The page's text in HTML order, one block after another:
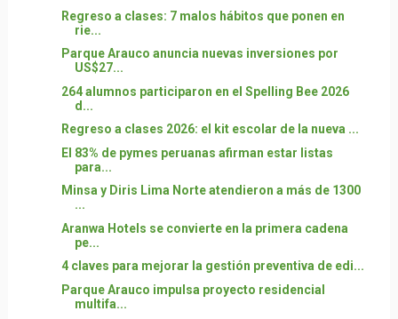
Regreso a clases: 7 malos hábitos que ponen en
rie...
Parque Arauco anuncia nuevas inversiones por
US$27...
264 alumnos participaron en el Spelling Bee 2026
d...
Regreso a clases 2026: el kit escolar de la nueva ...
El 83% de pymes peruanas afirman estar listas
para...
Minsa y Diris Lima Norte atendieron a más de 1300
...
Aranwa Hotels se convierte en la primera cadena
pe...
4 claves para mejorar la gestión preventiva de edi...
Parque Arauco impulsa proyecto residencial
multifa...